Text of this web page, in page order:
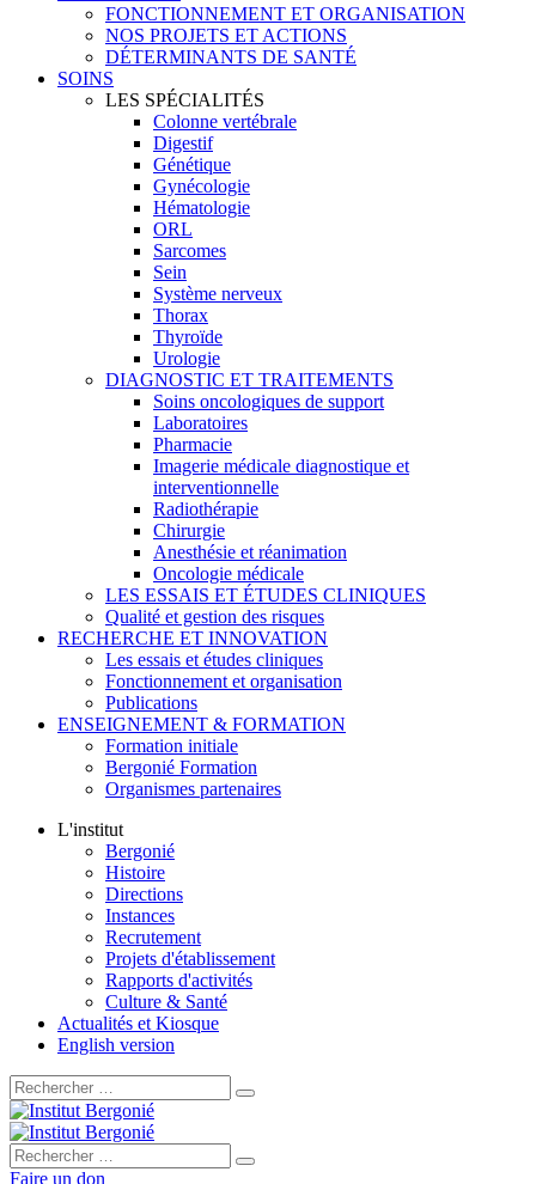
FONCTIONNEMENT ET ORGANISATION
NOS PROJETS ET ACTIONS
DÉTERMINANTS DE SANTÉ
SOINS
LES SPÉCIALITÉS
Colonne vertébrale
Digestif
Génétique
Gynécologie
Hématologie
ORL
Sarcomes
Sein
Système nerveux
Thorax
Thyroïde
Urologie
DIAGNOSTIC ET TRAITEMENTS
Soins oncologiques de support
Laboratoires
Pharmacie
Imagerie médicale diagnostique et
interventionnelle
Radiothérapie
Chirurgie
Anesthésie et réanimation
Oncologie médicale
LES ESSAIS ET ÉTUDES CLINIQUES
Qualité et gestion des risques
RECHERCHE ET INNOVATION
Les essais et études cliniques
Fonctionnement et organisation
Publications
ENSEIGNEMENT & FORMATION
Formation initiale
Bergonié Formation
Organismes partenaires
L'institut
Bergonié
Histoire
Directions
Instances
Recrutement
Projets d'établissement
Rapports d'activités
Culture & Santé
Actualités et Kiosque
English version
Rechercher :
Rechercher :
Faire un don